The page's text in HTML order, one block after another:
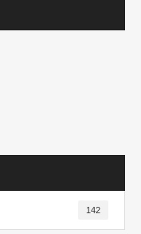
142